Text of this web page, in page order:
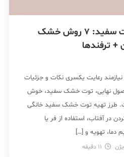
روش خشک کردن توت سفید: 7 روش خشک
ترفندها
رعایت یکسری نکات و جزئیات
نهایی، توت خشک سفید، خوش
طرز تهیه توت خشک سفید خانگی
در آفتاب، استفاده از فر یا
دما، تهویه و […]
11 دقیقه